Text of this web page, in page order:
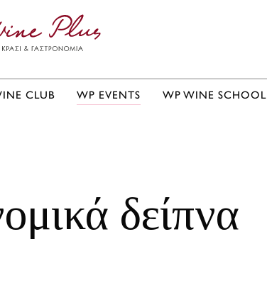
CLUB WP EVENTS WP WINE SCHOOL
δείπνα